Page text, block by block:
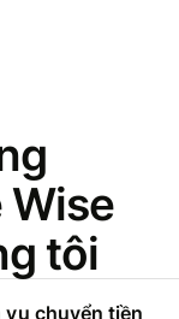
Wise
tôi
vụ chuyển tiền